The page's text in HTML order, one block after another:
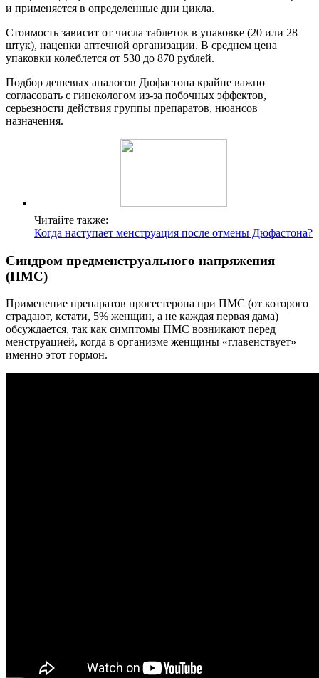
и применяется в определенные дни цикла.
Стоимость зависит от числа таблеток в упаковке (20 или 28
штук), наценки аптечной организации. В среднем цена
упаковки колеблется от 530 до 870 рублей.
Подбор дешевых аналогов Дюфастона крайне важно
согласовать с гинекологом из-за побочных эффектов,
серьезности действия группы препаратов, нюансов
назначения.
Читайте также:
Когда наступает менструация после отмены Дюфастона?
Синдром предменструального напряжения
(ПМС)
Применение препаратов прогестерона при ПМС (от которого
страдают, кстати, 5% женщин, а не каждая первая дама)
обсуждается, так как симптомы ПМС возникают перед
менструацией, когда в организме женщины «главенствует»
именно этот гормон.